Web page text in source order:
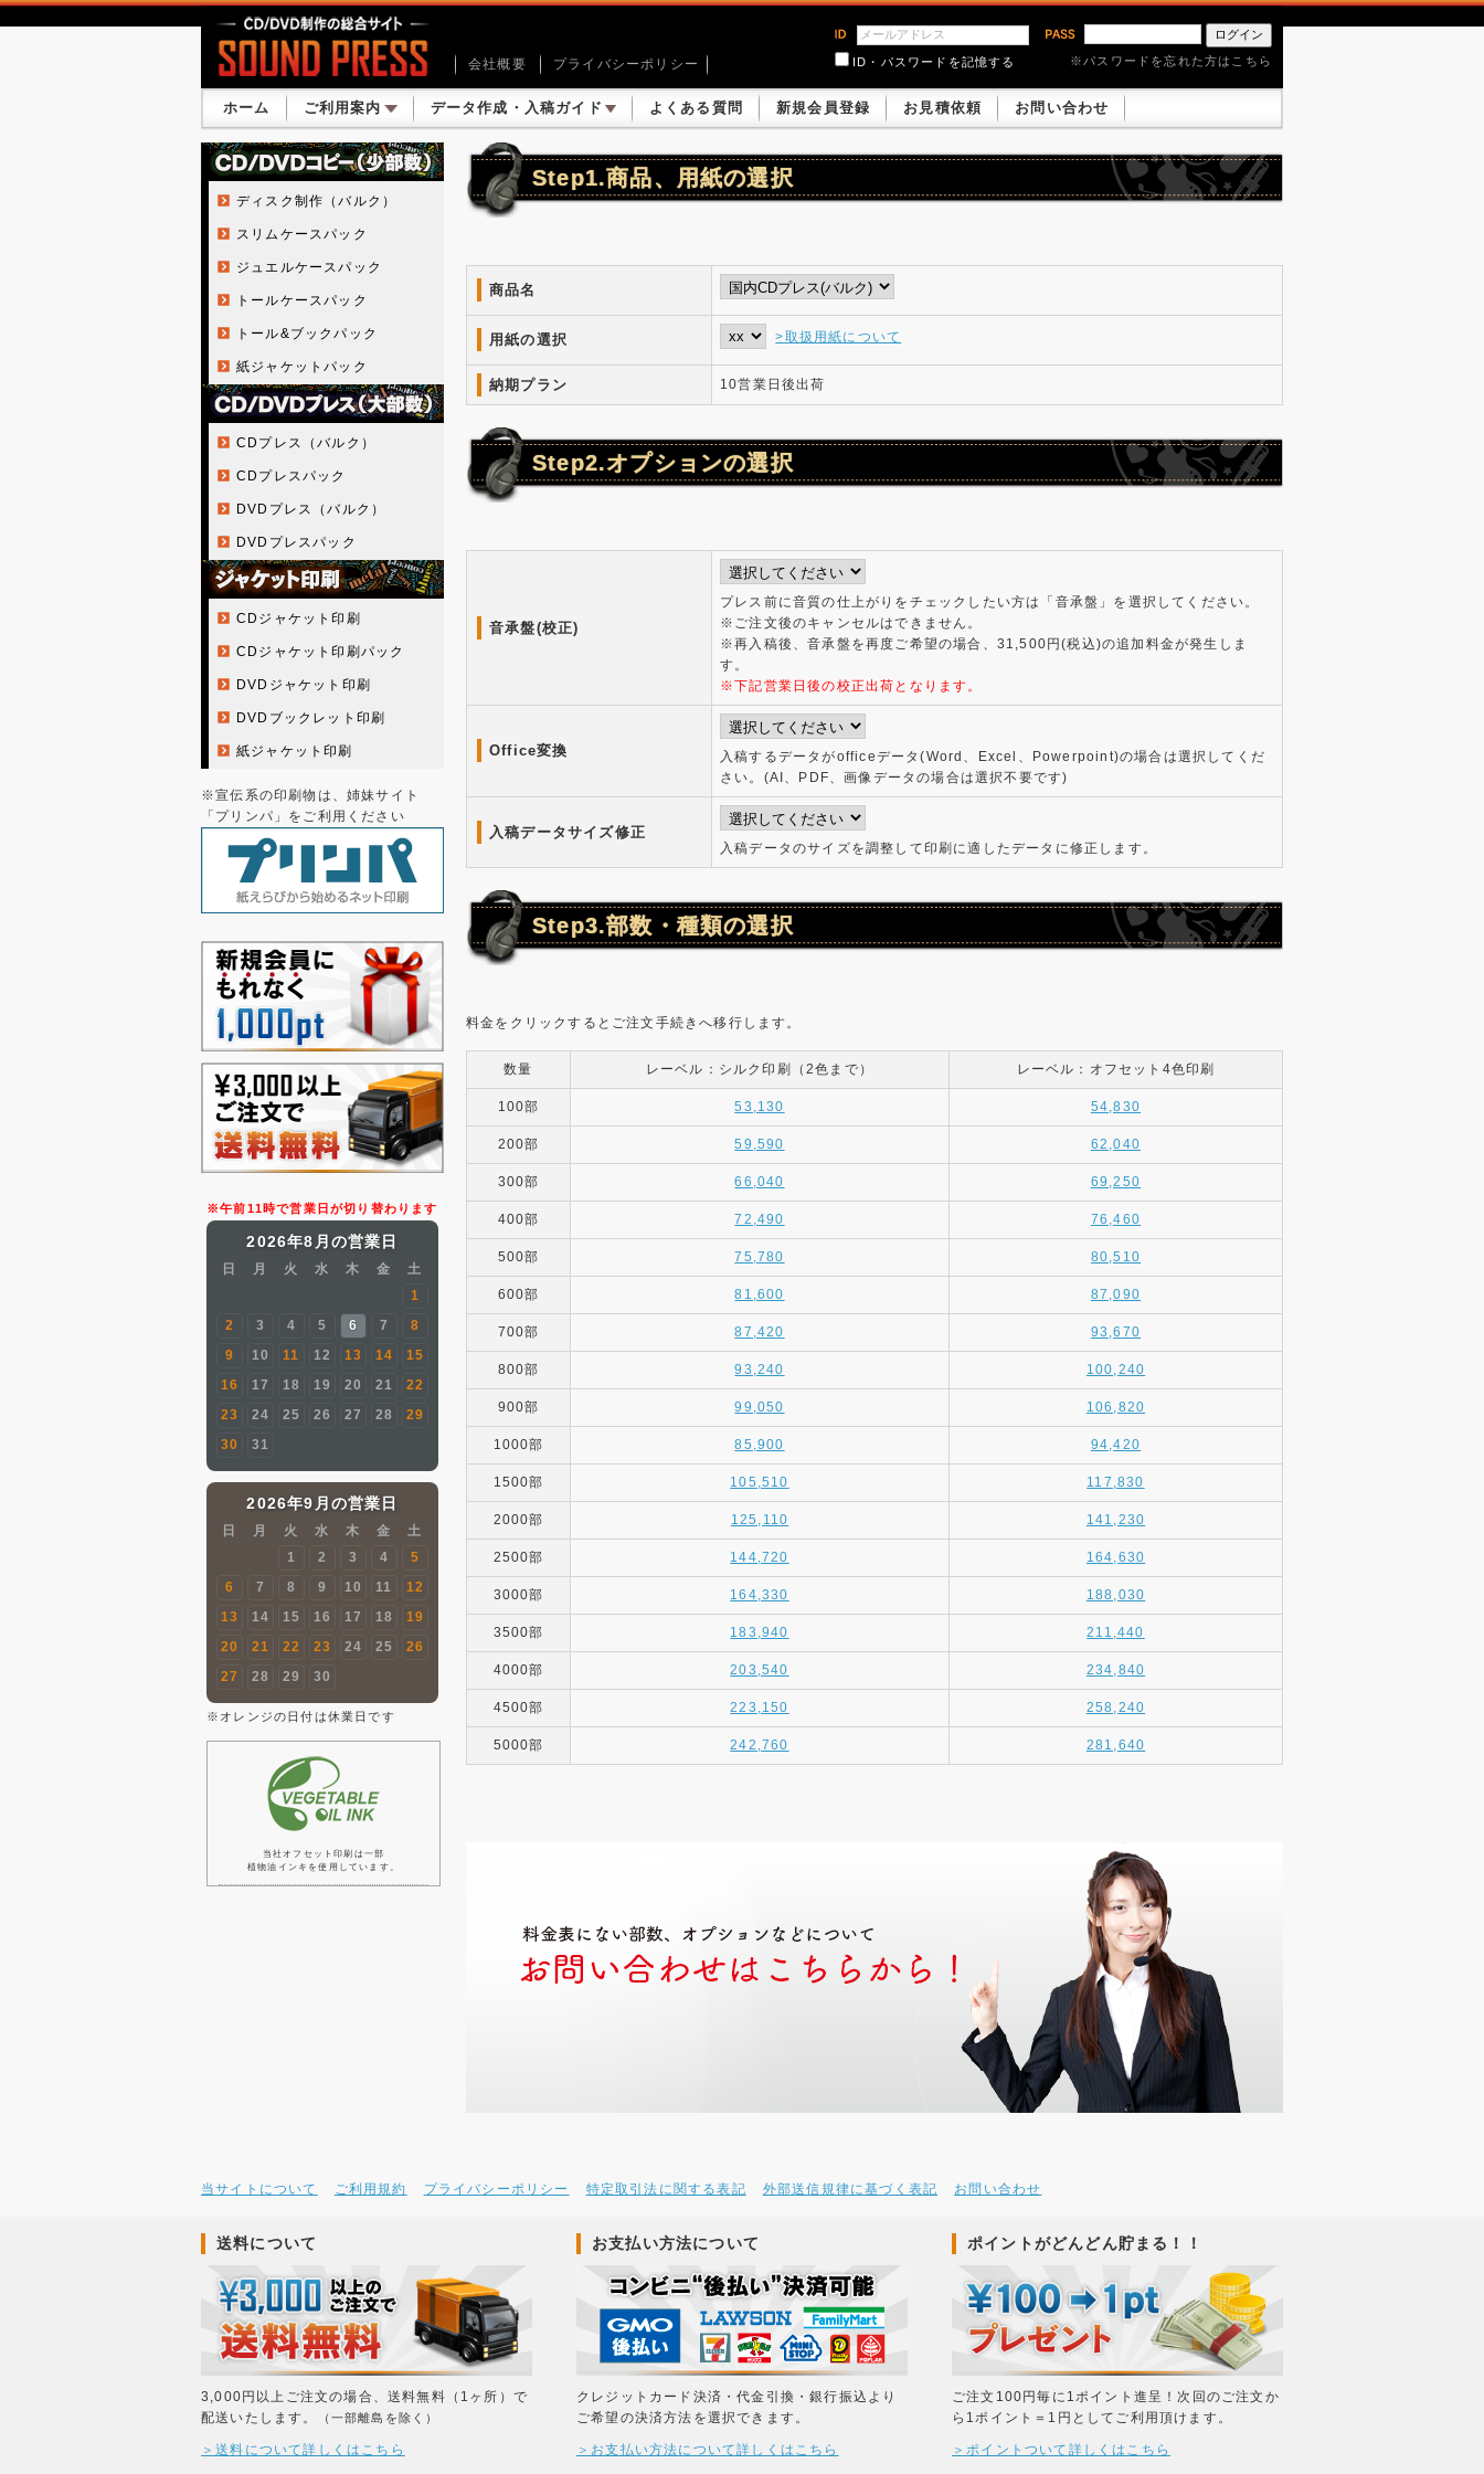
会社概要 プライバシーポリシー ID・パスワードを記憶する ※パスワードを忘れた方はこちら
ホーム ご利用案内 データ作成・入稿ガイド よくある質問 新規会員登録 お見積依頼 お問い合わせ
ディスク制作（バルク）
スリムケースパック
ジュエルケースパック
トールケースパック
トール&ブックパック
紙ジャケットパック
CDプレス（バルク）
CDプレスパック
DVDプレス（バルク）
DVDプレスパック
CDジャケット印刷
CDジャケット印刷パック
DVDジャケット印刷
DVDブックレット印刷
紙ジャケット印刷
※宣伝系の印刷物は、姉妹サイト
「プリンパ」をご利用ください
※午前11時で営業日が切り替わります
2026年8月の営業日
日 月 火 水 木 金
土
1
2
3 4 5 6 7
8
9
10 11 12 13 14
15
16
17 18 19 20 21
22
23
24 25 26 27 28
29
30
31
2026年9月の営業日
日 月 火 水 木 金
土
1
2 3 4
5
6
7 8 9 10 11
12
13
14 15 16 17 18
19
20
21 22 23 24 25
26
27
28 29 30
※オレンジの日付は休業日です
当社オフセット印刷は一部
植物油インキを使用しています。
Step1.商品、用紙の選択
商品名
用紙の選択 >取扱用紙について
納期プラン 10営業日後出荷
Step2.オプションの選択
音承盤(校正)
プレス前に音質の仕上がりをチェックしたい方は「音承盤」を選択してください。
※ご注文後のキャンセルはできません。
※再入稿後、音承盤を再度ご希望の場合、31,500円(税込)の追加料金が発生しま
す。
※下記営業日後の校正出荷となります。
Office変換
入稿するデータがofficeデータ(Word、Excel、Powerpoint)の場合は選択してくだ
さい。(AI、PDF、画像データの場合は選択不要です)
入稿データサイズ修正
入稿データのサイズを調整して印刷に適したデータに修正します。
Step3.部数・種類の選択
料金をクリックするとご注文手続きへ移行します。
数量 レーベル：シルク印刷（2色まで） レーベル：オフセット4色印刷
100部 53,130 54,830
200部 59,590 62,040
300部 66,040 69,250
400部 72,490 76,460
500部 75,780 80,510
600部 81,600 87,090
700部 87,420 93,670
800部 93,240 100,240
900部 99,050 106,820
1000部 85,900 94,420
1500部 105,510 117,830
2000部 125,110 141,230
2500部 144,720 164,630
3000部 164,330 188,030
3500部 183,940 211,440
4000部 203,540 234,840
4500部 223,150 258,240
5000部 242,760 281,640
当サイトについて ご利用規約 プライバシーポリシー 特定取引法に関する表記 外部送信規律に基づく表記 お問い合わせ
送料について
3,000円以上ご注文の場合、送料無料（1ヶ所）で
配送いたします。
（一部離島を除く）
＞送料について詳しくはこちら
お支払い方法について
クレジットカード決済・代金引換・銀行振込より
ご希望の決済方法を選択できます。
＞お支払い方法について詳しくはこちら
ポイントがどんどん貯まる！！
ご注文100円毎に1ポイント進呈！次回のご注文か
ら1ポイント＝1円としてご利用頂けます。
＞ポイントついて詳しくはこちら